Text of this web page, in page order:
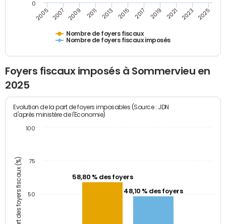
Nombre de foyers fiscaux
Nombre de foyers fiscaux imposés
2005 2007 2009 2011 2013 2015 2017 2019 2021 2023 2025
0
Foyers fiscaux imposés à Sommervieu en
2025
Part des foyers fiscaux (%)
Evolution de la part de foyers imposables (Source : JDN
d'après ministère de l'Economie)
58,80 % des foyers
48,10 % des foyers
50
75
100